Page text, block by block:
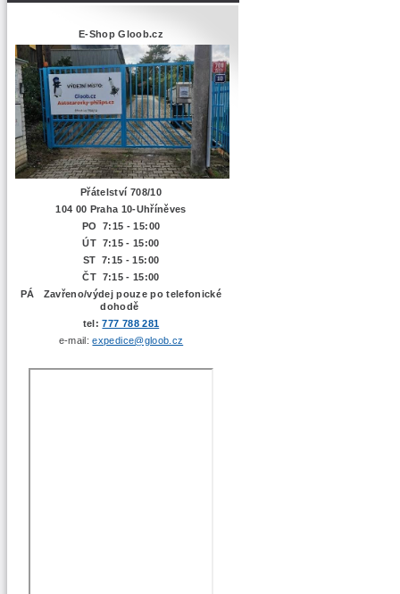
E-Shop Gloob.cz
Přátelství 708/10
104 00 Praha 10-Uhříněves
PO 7:15 - 15:00
ÚT 7:15 - 15:00
ST 7:15 - 15:00
ČT 7:15 - 15:00
PÁ Zavřeno/výdej pouze po telefonické
dohodě
tel:777 788 281
e-mail:expedice@gloob.cz